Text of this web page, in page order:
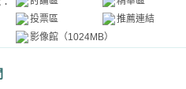
投票區
推薦連結
影像館（1024MB）